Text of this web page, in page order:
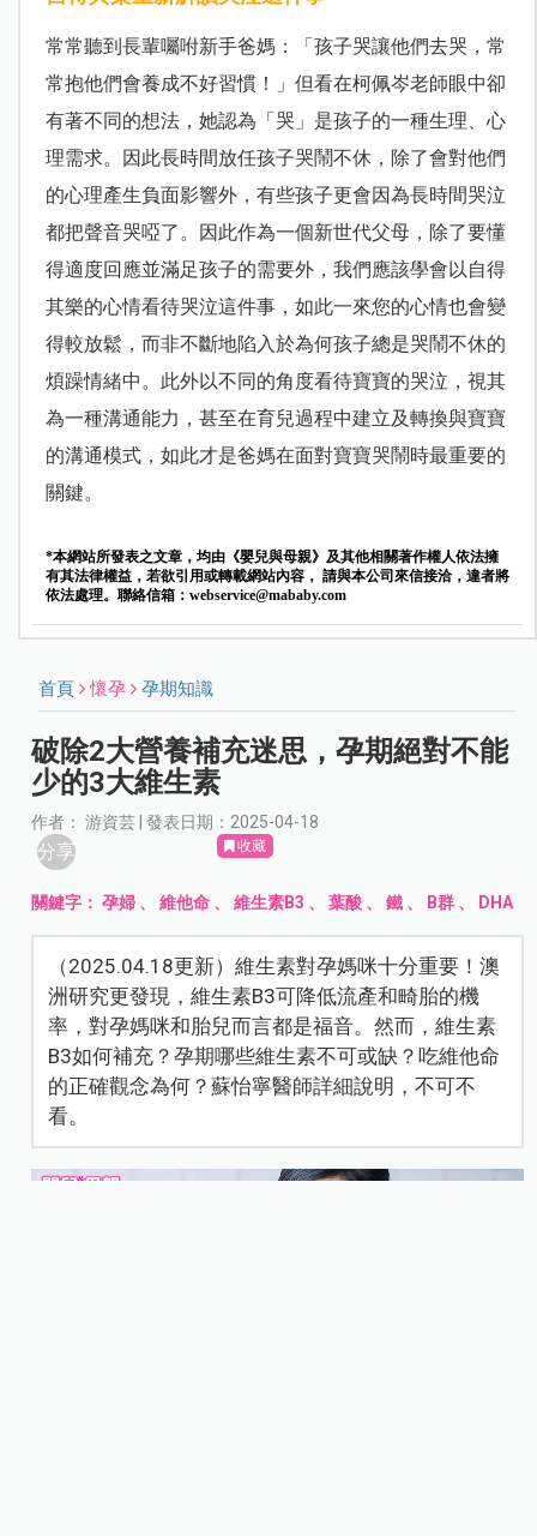
常常聽到長輩囑咐新手爸媽：「孩子哭讓他們去哭，常
常抱他們會養成不好習慣！」但看在柯佩岑老師眼中卻
有著不同的想法，她認為「哭」是孩子的一種生理、心
理需求。因此長時間放任孩子哭鬧不休，除了會對他們
的心理產生負面影響外，有些孩子更會因為長時間哭泣
都把聲音哭啞了。因此作為一個新世代父母，除了要懂
得適度回應並滿足孩子的需要外，我們應該學會以自得
其樂的心情看待哭泣這件事，如此一來您的心情也會變
得較放鬆，而非不斷地陷入於為何孩子總是哭鬧不休的
煩躁情緒中。此外以不同的角度看待寶寶的哭泣，視其
為一種溝通能力，甚至在育兒過程中建立及轉換與寶寶
的溝通模式，如此才是爸媽在面對寶寶哭鬧時最重要的
關鍵。
*本網站所發表之文章，均由《嬰兒與母親》及其他相關著作權人依法擁
有其法律權益，若欲引用或轉載網站內容， 請與本公司來信接洽，違者將
依法處理。聯絡信箱： webservice@mababy.com
首頁 懷孕 孕期知識
破除2大營養補充迷思，孕期絕對不能
少的3大維生素
作者： 游資芸 | 發表日期：2025-04-18
分享 收藏
關鍵字：孕婦 、維他命 、維生素B3 、葉酸 、鐵 、 B群 、 DHA
（2025.04.18更新）維生素對孕媽咪十分重要！澳
洲研究更發現，維生素B3可降低流產和畸胎的機
率，對孕媽咪和胎兒而言都是福音。然而，維生素
B3如何補充？孕期哪些維生素不可或缺？吃維他命
的正確觀念為何？蘇怡寧醫師詳細說明，不可不
看。